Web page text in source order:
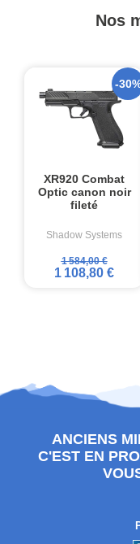
Nos
XR920 Combat
Optic canon noir
fileté
Shadow Systems
1 584,00 €
1 108,80 €
-
ANCIENS
C'EST EN